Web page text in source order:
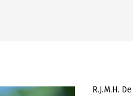
R.J.M.H.